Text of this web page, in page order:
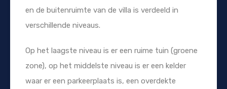
en de buitenruimte van de villa is verdeeld in
verschillende niveaus.
Op het laagste niveau is er een ruime tuin (groene
zone), op het middelste niveau is er een kelder
waar er een parkeerplaats is, een overdekte